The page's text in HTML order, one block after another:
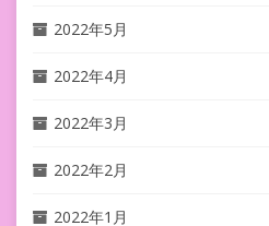
2022年5月
2022年4月
2022年3月
2022年2月
2022年1月